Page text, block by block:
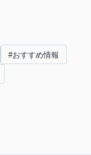
#おすすめ情報